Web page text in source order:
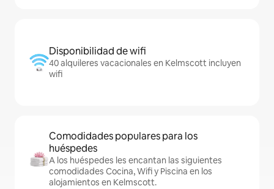
Disponibilidad de wifi
40 alquileres vacacionales en Kelmscott incluyen
wifi
Comodidades populares para los
huéspedes
A los huéspedes les encantan las siguientes
comodidades Cocina, Wifi y Piscina en los
alojamientos en Kelmscott.